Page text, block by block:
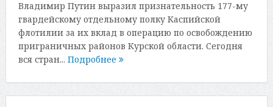
Владимир Путин выразил признательность 177-му
гвардейскому отдельному полку Каспийской
флотилии за их вклад в операцию по освобождению
приграничных районов Курской области. Сегодня
вся стран... Подробнее